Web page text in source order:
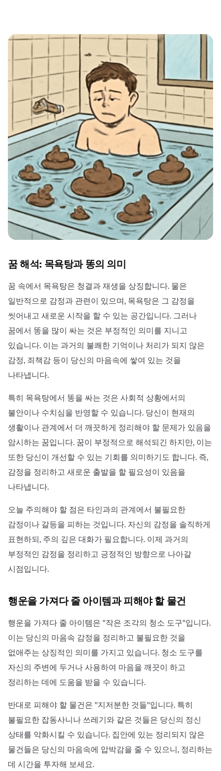
꿈 해석: 목욕탕과 똥의 의미
꿈 속에서 목욕탕은 청결과 재생을 상징합니다. 물은
일반적으로 감정과 관련이 있으며, 목욕탕은 그 감정을
씻어내고 새로운 시작을 할 수 있는 공간입니다. 그러나
꿈에서 똥을 많이 싸는 것은 부정적인 의미를 지니고
있습니다. 이는 과거의 불쾌한 기억이나 처리가 되지 않은
감정, 죄책감 등이 당신의 마음속에 쌓여 있는 것을
나타냅니다.
특히 목욕탕에서 똥을 싸는 것은 사회적 상황에서의
불안이나 수치심을 반영할 수 있습니다. 당신이 현재의
생활이나 관계에서 더 깨끗하게 정리해야 할 문제가 있음을
암시하는 꿈입니다. 꿈이 부정적으로 해석되긴 하지만, 이는
또한 당신이 개선할 수 있는 기회를 의미하기도 합니다. 즉,
감정을 정리하고 새로운 출발을 할 필요성이 있음을
나타냅니다.
오늘 주의해야 할 점은 타인과의 관계에서 불필요한
감정이나 갈등을 피하는 것입니다. 자신의 감정을 솔직하게
표현하되, 주의 깊은 대화가 필요합니다. 이제 과거의
부정적인 감정을 정리하고 긍정적인 방향으로 나아갈
시점입니다.
행운을 가져다 줄 아이템과 피해야 할 물건
행운을 가져다 줄 아이템은 ''작은 조각의 청소 도구''입니다.
이는 당신의 마음속 감정을 정리하고 불필요한 것을
없애주는 상징적인 의미를 가지고 있습니다. 청소 도구를
자신의 주변에 두거나 사용하여 마음을 깨끗이 하고
정리하는 데에 도움을 받을 수 있습니다.
반대로 피해야 할 물건은 ''지저분한 것들''입니다. 특히
불필요한 잡동사니나 쓰레기와 같은 것들은 당신의 정신
상태를 악화시킬 수 있습니다. 집안에 있는 정리되지 않은
물건들은 당신의 마음속에 압박감을 줄 수 있으니, 정리하는
데 시간을 투자해 보세요.